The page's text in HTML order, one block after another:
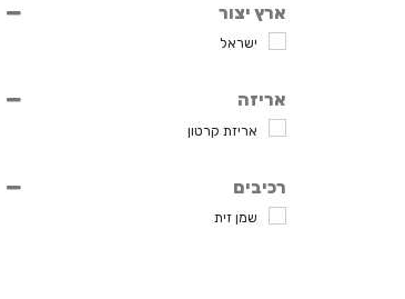
ארץ יצור
ישראל
אריזה
אריזת קרטון
רכיבים
שמן זית